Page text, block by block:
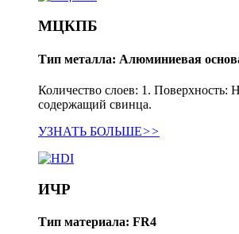
МЦКПБ
Тип металла: Алюминиевая
Количество слоев: 1. Поверхность:
содержащий свинца.
УЗНАТЬ БОЛЬШЕ>>
ИЧР
Тип материала: FR4